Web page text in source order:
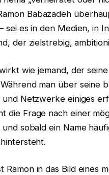
Babazadeh
sei es in den Medien, in
der zielstrebig,
wie jemand, der
man über seine
Netzwerke einiges
die Frage nach einer
sobald ein Name
Ramon in das Bild eines